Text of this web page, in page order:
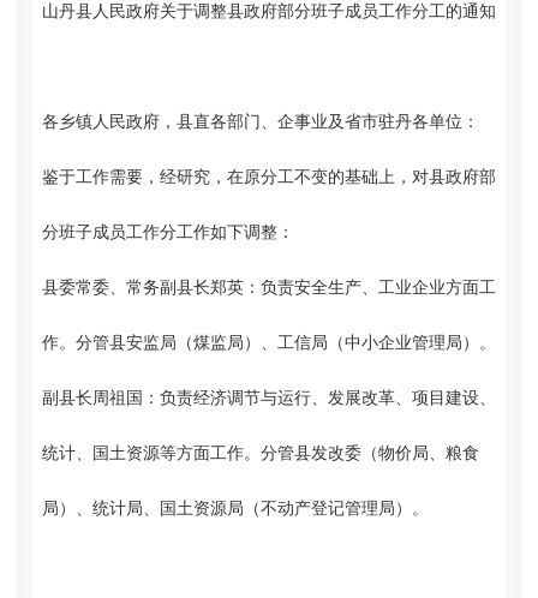
山丹县人民政府关于调整县政府部分班子成员工作分工的通知
各乡镇人民政府，县直各部门、企事业及省市驻丹各单位：
鉴于工作需要，经研究，在原分工不变的基础上，对县政府部
分班子成员工作分工作如下调整：
县委常委、常务副县长郑英：负责安全生产、工业企业方面工
作。分管县安监局（煤监局）、工信局（中小企业管理局）。
副县长周祖国：负责经济调节与运行、发展改革、项目建设、
统计、国土资源等方面工作。分管县发改委（物价局、粮食
局）、统计局、国土资源局（不动产登记管理局）。